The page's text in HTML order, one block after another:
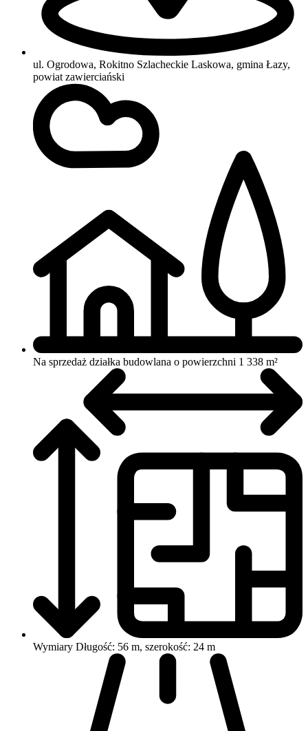
ul. Ogrodowa, Rokitno Szlacheckie Laskowa, gmina Łazy,
powiat zawierciański
Na sprzedaż działka budowlana o powierzchni 1 338 m²
Wymiary Długość: 56 m, szerokość: 24 m